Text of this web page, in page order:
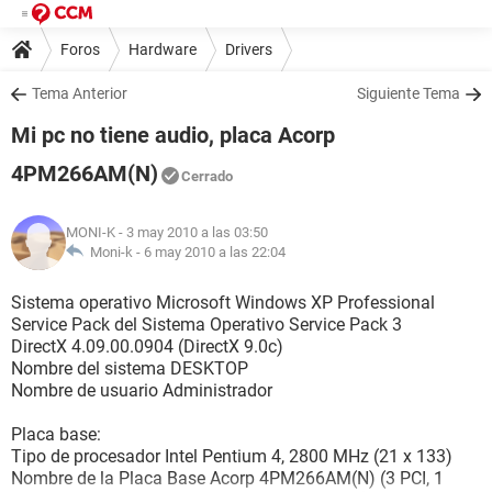
Foros Hardware Drivers
Tema Anterior Siguiente Tema
Mi pc no tiene audio, placa Acorp
4PM266AM(N)
Cerrado
MONI-K - 3 may 2010 a las 03:50
Moni-k - 6 may 2010 a las 22:04
Sistema operativo Microsoft Windows XP Professional
Service Pack del Sistema Operativo Service Pack 3
DirectX 4.09.00.0904 (DirectX 9.0c)
Nombre del sistema DESKTOP
Nombre de usuario Administrador
Placa base:
Tipo de procesador Intel Pentium 4, 2800 MHz (21 x 133)
Nombre de la Placa Base Acorp 4PM266AM(N) (3 PCI, 1